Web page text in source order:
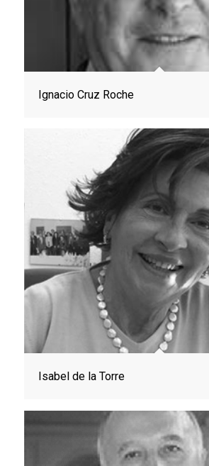
Ignacio Cruz Roche
Isabel de la Torre